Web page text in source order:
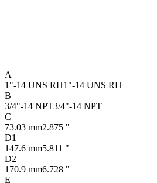
A
1"-14 UNS RH1"-14 UNS RH
B
3/4"-14 NPT3/4"-14 NPT
C
73.03 mm2.875 "
D1
147.6 mm5.811 "
D2
170.9 mm6.728 "
E